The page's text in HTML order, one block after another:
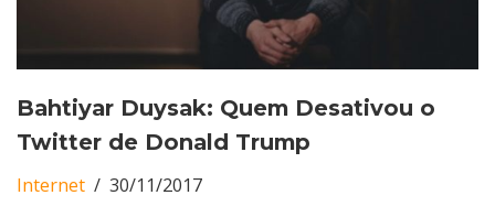
Bahtiyar Duysak: Quem Desativou o
Twitter de Donald Trump
Internet 30/11/2017